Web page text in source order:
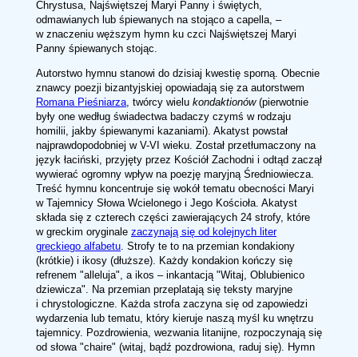
Chrystusa, Najświętszej Maryi Panny i świętych,
odmawianych lub śpiewanych na stojąco a capella, –
w znaczeniu węższym hymn ku czci Najświętszej Maryi
Panny śpiewanych stojąc.
Autorstwo hymnu stanowi do dzisiaj kwestię sporną. Obecnie
znawcy poezji bizantyjskiej opowiadają się za autorstwem
Romana Pieśniarza , twórcy wielu kondaktionów(pierwotnie
były one według świadectwa badaczy czymś w rodzaju
homilii, jakby śpiewanymi kazaniami). Akatyst powstał
najprawdopodobniej w V-VI wieku. Został przetłumaczony na
język łaciński, przyjęty przez Kościół Zachodni i odtąd zaczął
wywierać ogromny wpływ na poezję maryjną Średniowiecza.
Treść hymnu koncentruje się wokół tematu obecności Maryi
w Tajemnicy Słowa Wcielonego i Jego Kościoła. Akatyst
składa się z czterech części zawierających 24 strofy, które
w greckim oryginale zaczynają się od kolejnych liter
greckiego alfabetu . Strofy te to na przemian kondakiony
(krótkie) i ikosy (dłuższe). Każdy kondakion kończy się
refrenem "alleluja", a ikos – inkantacją "Witaj, Oblubienico
dziewicza". Na przemian przeplatają się teksty maryjne
i chrystologiczne. Każda strofa zaczyna się od zapowiedzi
wydarzenia lub tematu, który kieruje naszą myśl ku wnętrzu
tajemnicy. Pozdrowienia, wezwania litanijne, rozpoczynają się
od słowa "chaire" (witaj, bądź pozdrowiona, raduj się). Hymn